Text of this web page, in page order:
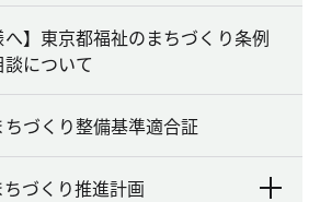
へ】東京都福祉のまちづくり条例
について
づくり整備基準適合証
づくり推進計画